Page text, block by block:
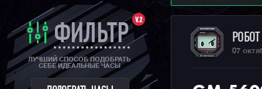
V.2
ФИЛЬТР
ЛУЧШИЙ СПОСОБ ПОДОБРАТЬ
СЕБЕ ИДЕАЛЬНЫЕ ЧАСЫ
07